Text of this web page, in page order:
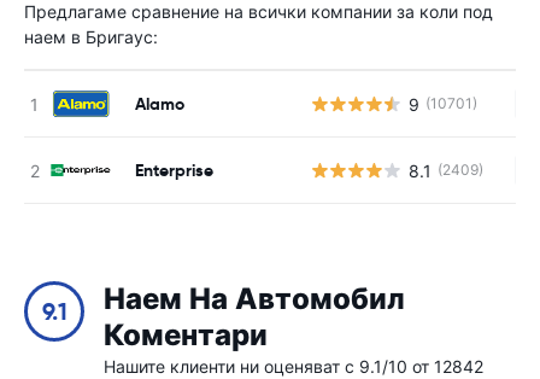
Предлагаме сравнение на всички компании за коли под
наем в Бригаус:
Alamo 9 (10701)
Enterprise 8.1 (2409)
9.1
Наем На Автомобил
Коментари
Нашите клиенти ни оценяват с 9.1/10 от 12842